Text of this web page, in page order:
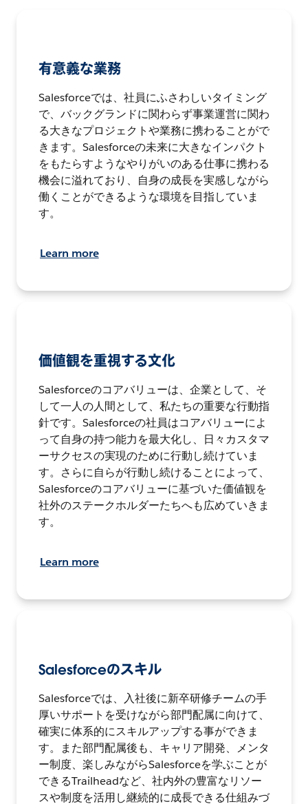
有意義な業務
Salesforceでは、社員にふさわしいタイミング
で、バックグランドに関わらず事業運営に関わ
る大きなプロジェクトや業務に携わることがで
きます。Salesforceの未来に大きなインパクト
をもたらすようなやりがいのある仕事に携わる
機会に溢れており、自身の成長を実感しながら
働くことができるような環境を目指していま
す。
Learn more
価値観を重視する文化
Salesforceのコアバリューは、企業として、そ
して一人の人間として、私たちの重要な行動指
針です。Salesforceの社員はコアバリューによ
って自身の持つ能力を最大化し、日々カスタマ
ーサクセスの実現のために行動し続けていま
す。さらに自らが行動し続けることによって、
Salesforceのコアバリューに基づいた価値観を
社外のステークホルダーたちへも広めていきま
す。
Learn more
Salesforceのスキル
Salesforceでは、入社後に新卒研修チームの手
厚いサポートを受けながら部門配属に向けて、
確実に体系的にスキルアップする事ができま
す。また部門配属後も、キャリア開発、メンタ
ー制度、楽しみながらSalesforceを学ぶことが
できるTrailheadなど、社内外の豊富なリソー
スや制度を活用し継続的に成長できる仕組みづ